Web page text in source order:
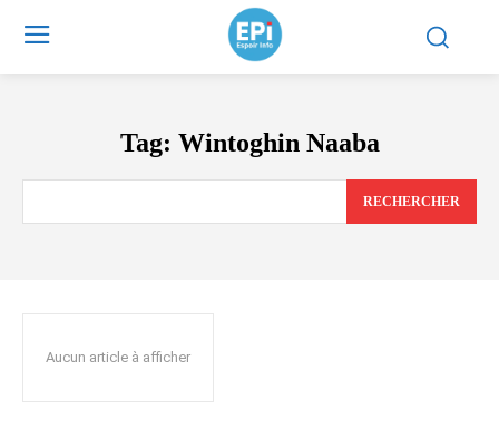
Tag: Wintoghin Naaba
RECHERCHER
Aucun article à afficher